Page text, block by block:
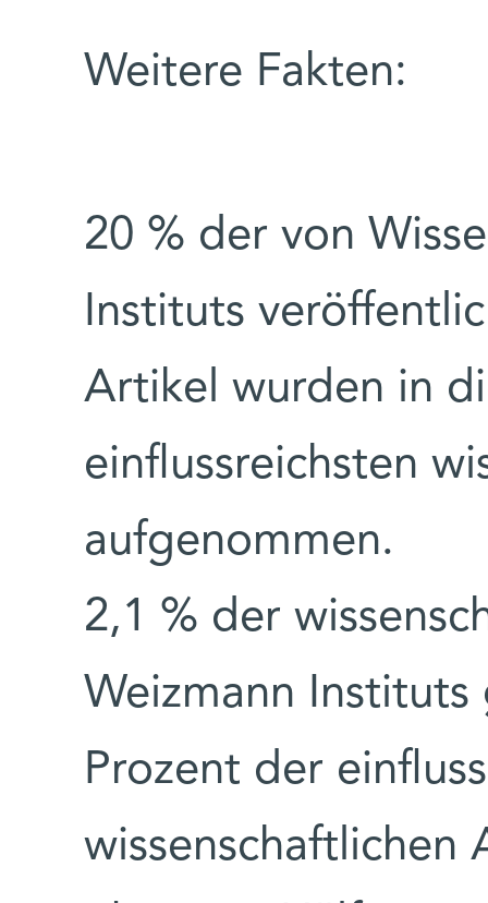
Weitere Fakten:
20 % der von
Instituts
Artikel wurden in
einflussreichsten
aufgenommen.
2,1 % der
Weizmann
Prozent der
wissenschaftlichen